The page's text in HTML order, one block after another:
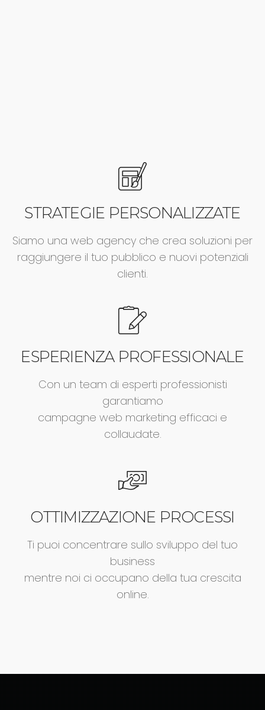
STRATEGIE PERSONALIZZATE
Siamo una web agency che crea soluzioni per
raggiungere il tuo pubblico e nuovi potenziali
clienti.
ESPERIENZA PROFESSIONALE
Con un team di esperti professionisti
garantiamo
campagne web marketing efficaci e
collaudate.
OTTIMIZZAZIONE PROCESSI
Ti puoi concentrare sullo sviluppo del tuo
business
mentre noi ci occupano della tua crescita
online.